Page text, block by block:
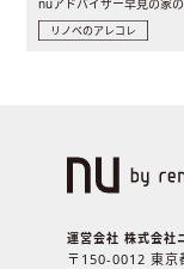
リノベのアレコレ
運営会社 株式会社
〒150-0012 東京